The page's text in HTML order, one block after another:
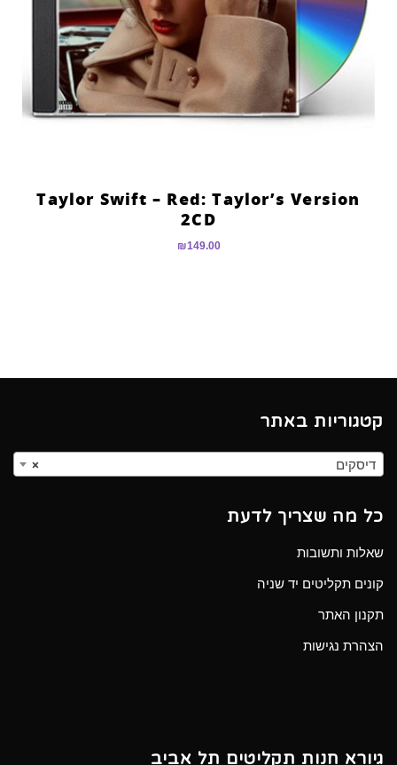
Taylor Swift – Red: Taylor’s Version
2CD
₪149.00
קטגוריות באתר
× דיסקים
כל מה שצריך לדעת
שאלות ותשובות
קונים תקליטים יד שניה
תקנון האתר
הצהרת נגישות
גיורא חנות תקליטים תל אביב